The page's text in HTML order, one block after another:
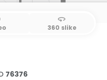
360
360 slike
76376